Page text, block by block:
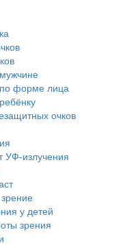
форме лица
очков
УФ-излучения
у детей
зрения